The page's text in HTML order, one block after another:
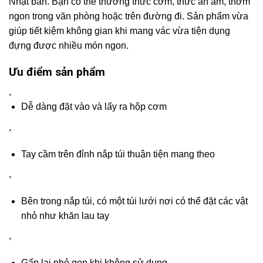
ngon trong văn phòng hoặc trên đường đi. Sản phẩm vừa
giúp tiết kiệm không gian khi mang vác vừa tiện dụng
đựng được nhiều món ngon.
Ưu điểm sản phẩm
,
Dễ dàng đặt vào và lấy ra hộp cơm
,
Tay cầm trên đỉnh nắp túi thuận tiện mang theo
,
Bên trong nắp túi, có một túi lưới nơi có thể đặt các vật
nhỏ như khăn lau tay
,